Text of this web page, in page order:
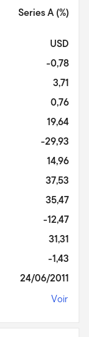
Series A (%)
USD
-0,78
3,71
0,76
19,64
-29,93
14,96
37,53
35,47
-12,47
31,31
-1,43
24/06/2011
Voir